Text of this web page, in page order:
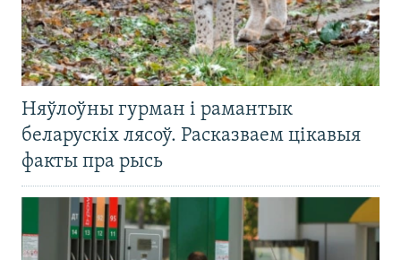
Няўлоўны гурман і рамантык
беларускіх лясоў. Расказваем цікавыя
факты пра рысь